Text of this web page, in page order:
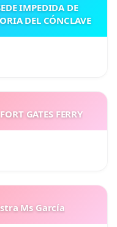
IMPEDIDA DE
DEL CÓNCLAVE
GATES FERRY
Ms García